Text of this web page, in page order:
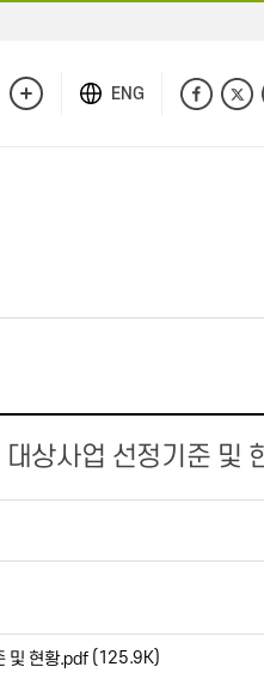
화
ENG
상사업 선정기준 및
및 현황.pdf(125.9K)